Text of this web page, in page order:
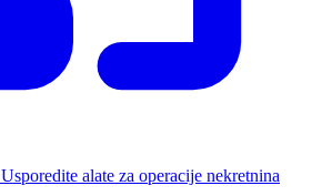
Usporedite alate za operacije nekretnina